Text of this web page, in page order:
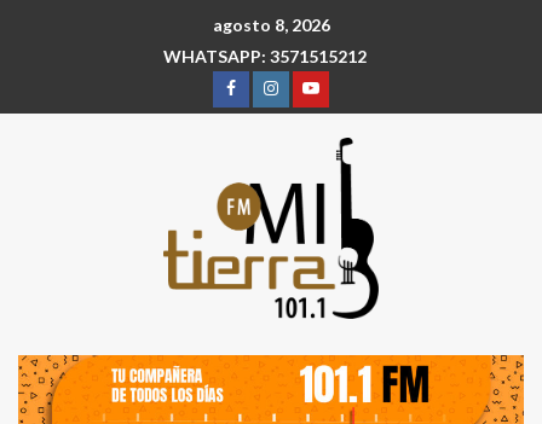
agosto 8, 2026
WHATSAPP: 3571515212